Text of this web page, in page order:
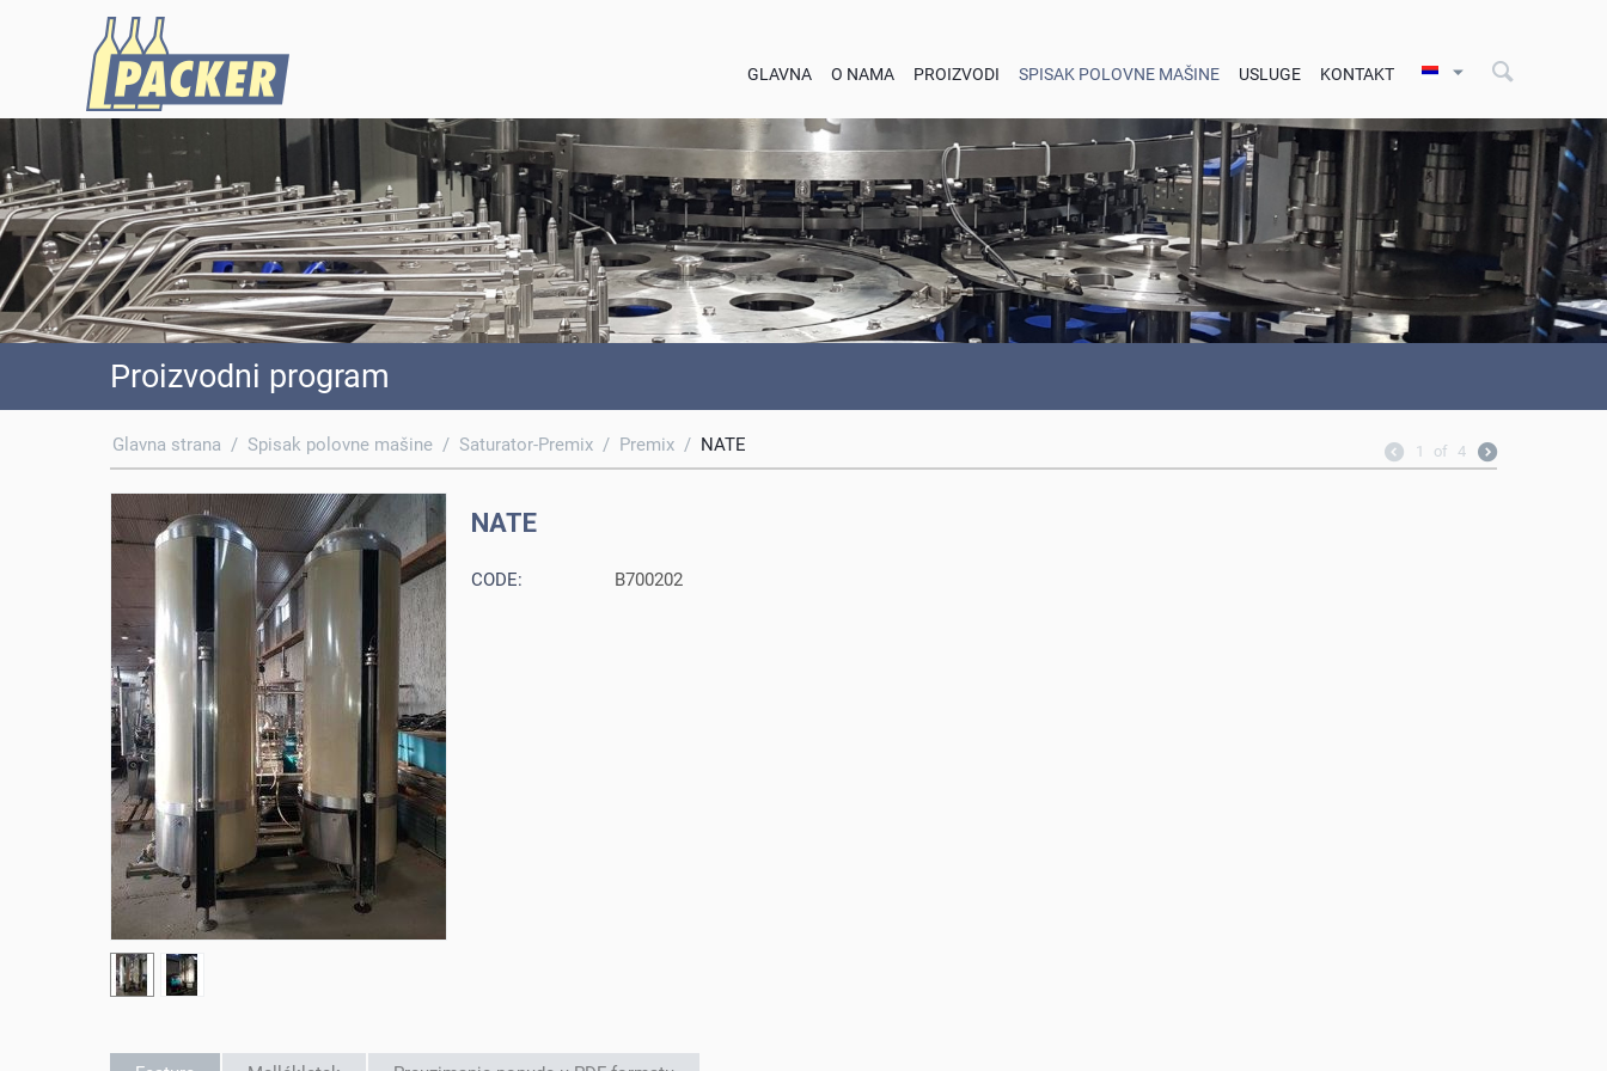
GLAVNA O NAMA PROIZVODI SPISAK POLOVNE MAŠINE USLUGE KONTAKT
Proizvodni program
Glavna strana / Spisak polovne mašine / Saturator-Premix / Premix / NATE 1 of 4
NATE
CODE: B700202